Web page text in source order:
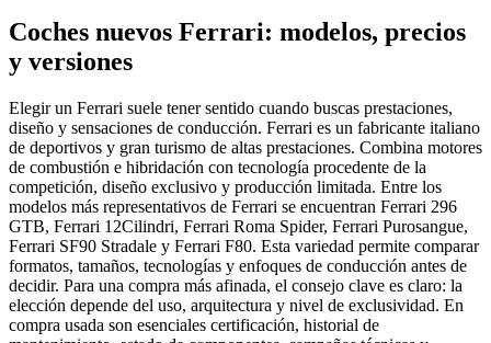
Coches nuevos Ferrari: modelos, precios
y versiones
Elegir un Ferrari suele tener sentido cuando buscas prestaciones,
diseño y sensaciones de conducción. Ferrari es un fabricante italiano
de deportivos y gran turismo de altas prestaciones. Combina motores
de combustión e hibridación con tecnología procedente de la
competición, diseño exclusivo y producción limitada. Entre los
modelos más representativos de Ferrari se encuentran Ferrari 296
GTB, Ferrari 12Cilindri, Ferrari Roma Spider, Ferrari Purosangue,
Ferrari SF90 Stradale y Ferrari F80. Esta variedad permite comparar
formatos, tamaños, tecnologías y enfoques de conducción antes de
decidir. Para una compra más afinada, el consejo clave es claro: la
elección depende del uso, arquitectura y nivel de exclusividad. En
compra usada son esenciales certificación, historial de